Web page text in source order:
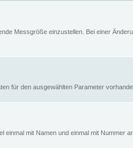
Messgröße einzustellen. Bei einer
für den ausgewählten Parameter
einmal mit Namen und einmal mit Nummer